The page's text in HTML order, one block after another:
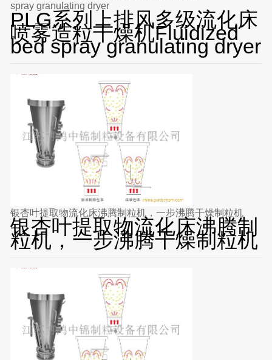
spray granulating dryer
PLG系列上排风多级流化床
喷雾造粒干燥机Fluidized
bed spray granulating dryer
银杏叶提取物流化床沸腾制粒机，一步沸腾干燥制粒机
银杏叶提取物流化床沸腾制
粒机，一步沸腾干燥制粒机